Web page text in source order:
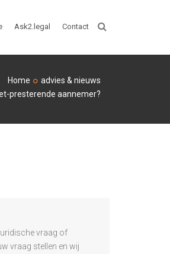
Ask2.legal Contact
Home
advies & nieuws
presterende aannemer?
vraag of
vraag stellen en wij